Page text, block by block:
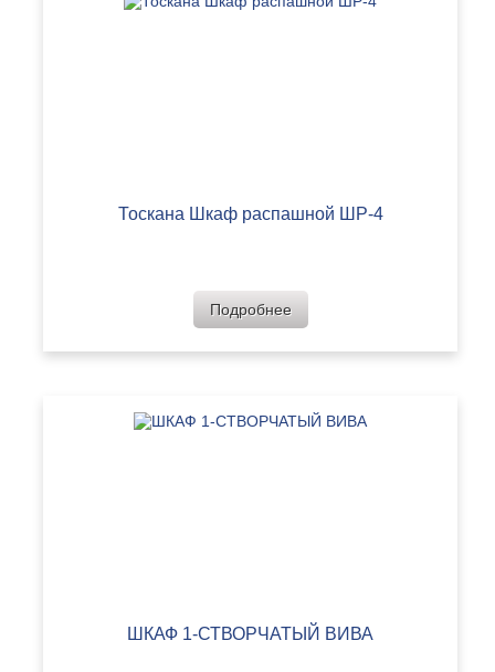
Тоскана Шкаф распашной ШР-4
Подробнее
ШКАФ 1-СТВОРЧАТЫЙ ВИВА